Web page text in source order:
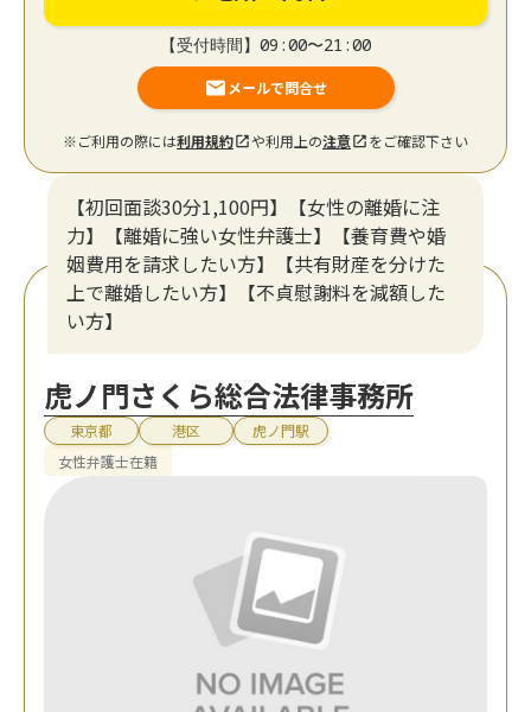
【受付時間】09:00〜21:00
メールで問合せ
※ご利用の際には利用規約 や利用上の注意 をご確認下さい
【初回面談30分1,100円】【女性の離婚に注
力】【離婚に強い女性弁護士】【養育費や婚
姻費用を請求したい方】【共有財産を分けた
上で離婚したい方】【不貞慰謝料を減額した
い方】
虎ノ門さくら総合法律事務所
東京都 港区
虎ノ門駅
女性弁護士在籍